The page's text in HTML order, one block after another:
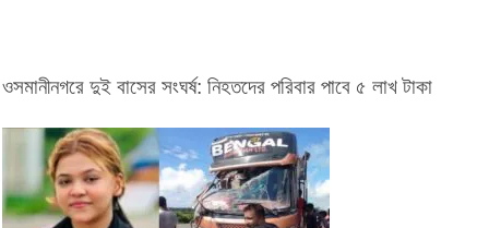
ওসমানীনগরে দুই বাসের সংঘর্ষ: নিহতদের পরিবার পাবে ৫ লাখ টাকা